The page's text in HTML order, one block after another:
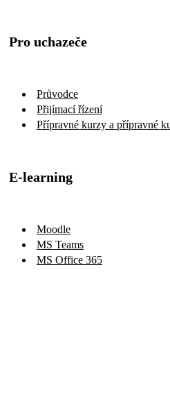
Pro uchazeče
Průvodce
Přijímací řízení
Přípravné kurzy a přípravné
E-learning
Moodle
MS Teams
MS Office 365